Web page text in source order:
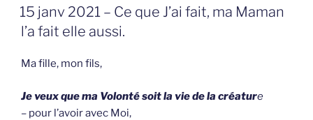
GEPLAATST
OP
15 janv 2021 – Ce que J’ai fait, ma Maman
l’a fait elle aussi.
Ma fille, mon fils,
Je veux que ma Volonté soit la vie de la créature
– pour l’avoir avec Moi,